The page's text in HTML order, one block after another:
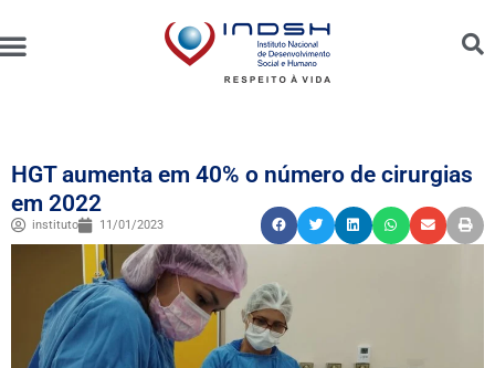
HGT aumenta em 40% o número de cirurgias
em 2022
instituto 11/01/2023